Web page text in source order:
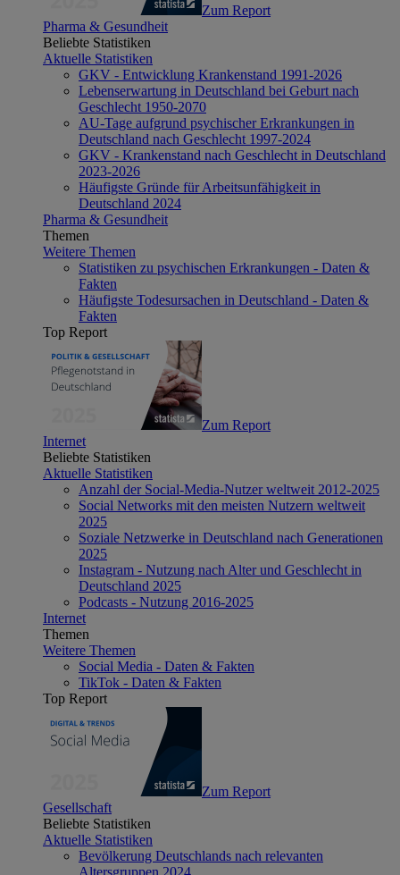
Zum Report
Pharma & Gesundheit
Beliebte Statistiken
Aktuelle Statistiken
GKV - Entwicklung Krankenstand 1991-2026
Lebenserwartung in Deutschland bei Geburt nach
Geschlecht 1950-2070
AU-Tage aufgrund psychischer Erkrankungen in
Deutschland nach Geschlecht 1997-2024
GKV - Krankenstand nach Geschlecht in Deutschland
2023-2026
Häufigste Gründe für Arbeitsunfähigkeit in
Deutschland 2024
Pharma & Gesundheit
Themen
Weitere Themen
Statistiken zu psychischen Erkrankungen - Daten &
Fakten
Häufigste Todesursachen in Deutschland - Daten &
Fakten
Top Report
Zum Report
Internet
Beliebte Statistiken
Aktuelle Statistiken
Anzahl der Social-Media-Nutzer weltweit 2012-2025
Social Networks mit den meisten Nutzern weltweit
2025
Soziale Netzwerke in Deutschland nach Generationen
2025
Instagram - Nutzung nach Alter und Geschlecht in
Deutschland 2025
Podcasts - Nutzung 2016-2025
Internet
Themen
Weitere Themen
Social Media - Daten & Fakten
TikTok - Daten & Fakten
Top Report
Zum Report
Gesellschaft
Beliebte Statistiken
Aktuelle Statistiken
Bevölkerung Deutschlands nach relevanten
Altersgruppen 2024